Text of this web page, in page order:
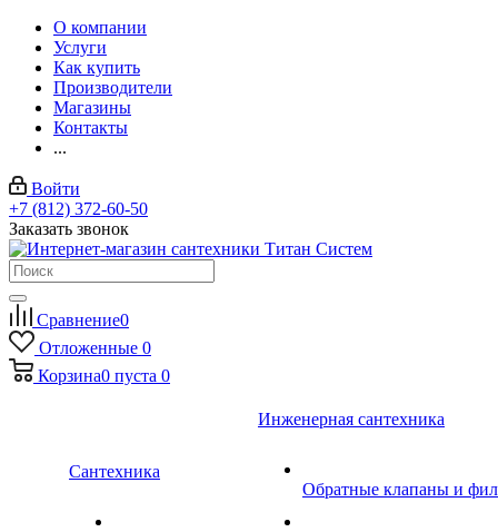
О компании
Услуги
Как купить
Производители
Магазины
Контакты
...
Войти
+7 (812) 372-60-50
Заказать звонок
Сравнение0
Отложенные 0
Корзина0 пуста 0
Сантехника
Инженерная сантехника
Обратные клапаны и